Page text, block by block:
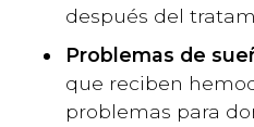
después del
Problemas de
que reciben
problemas para